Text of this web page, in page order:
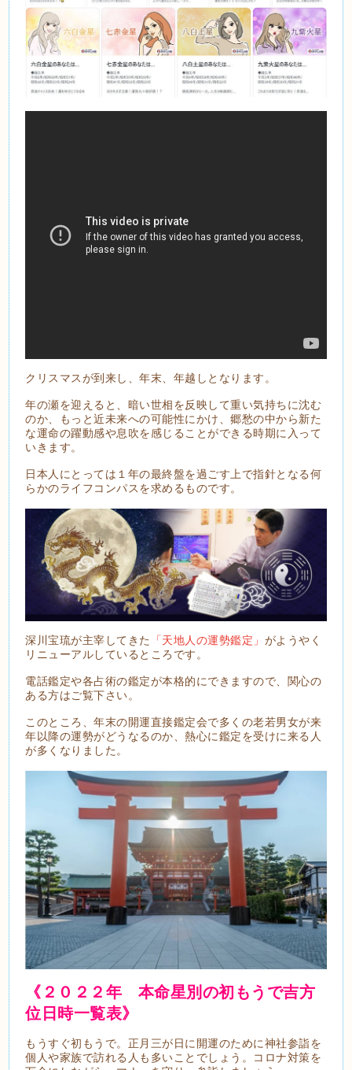
クリスマスが到来し、年末、年越しとなります。
年の瀬を迎えると、暗い世相を反映して重い気持ちに沈む
のか、もっと近未来への可能性にかけ、郷愁の中から新た
な運命の躍動感や息吹を感じることができる時期に入って
いきます。
日本人にとっては１年の最終盤を過ごす上で指針となる何
らかのライフコンパスを求めるものです。
深川宝琉が主宰してきた 「天地人の運勢鑑定」 がようやく
リニューアルしているところです。
電話鑑定や各占術の鑑定が本格的にできますので、関心の
ある方はご覧下さい。
このところ、年末の開運直接鑑定会で多くの老若男女が来
年以降の運勢がどうなるのか、熱心に鑑定を受けに来る人
が多くなりました。
《２０２２年 本命星別の初もうで吉方
位日時一覧表》
もうすぐ初もうで。正月三が日に開運のために神社参詣を
個人や家族で訪れる人も多いことでしょう。コロナ対策を